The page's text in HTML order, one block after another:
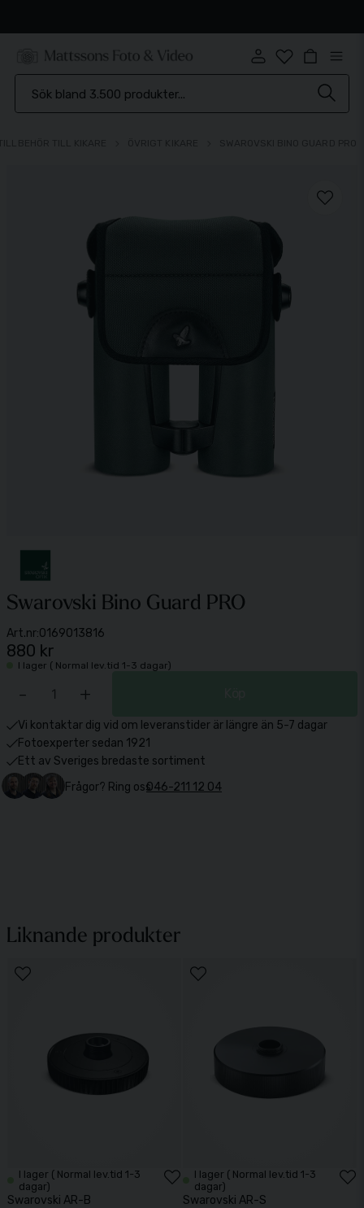
Swarovski Bino Guard PRO
Art.nr:0169013816
880 kr
I lager ( Normal lev.tid 1-3 dagar)
- +
Vi kontaktar dig vid om leveranstider är längre än 5-7 dagar
Fotoexperter sedan 1921
Ett av Sveriges bredaste sortiment
Frågor? Ring oss046-211 12 04
Liknande produkter
I lager ( Normal lev.tid 1-3
dagar)
Swarovski AR-B
I lager ( Normal lev.tid 1-3
dagar)
Swarovski AR-S